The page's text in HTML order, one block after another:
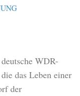
WDR-
das Leben einer
der